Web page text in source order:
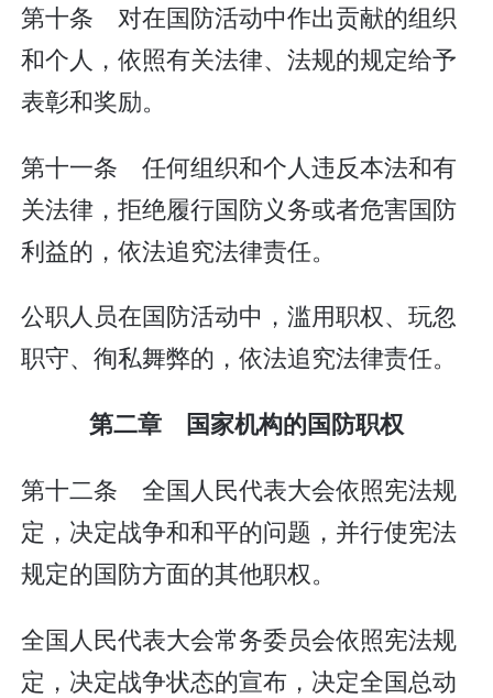
第十条 对在国防活动中作出贡献的组织
和个人，依照有关法律、法规的规定给予
表彰和奖励。
第十一条 任何组织和个人违反本法和有
关法律，拒绝履行国防义务或者危害国防
利益的，依法追究法律责任。
公职人员在国防活动中，滥用职权、玩忽
职守、徇私舞弊的，依法追究法律责任。
第二章 国家机构的国防职权
第十二条 全国人民代表大会依照宪法规
定，决定战争和和平的问题，并行使宪法
规定的国防方面的其他职权。
全国人民代表大会常务委员会依照宪法规
定，决定战争状态的宣布，决定全国总动